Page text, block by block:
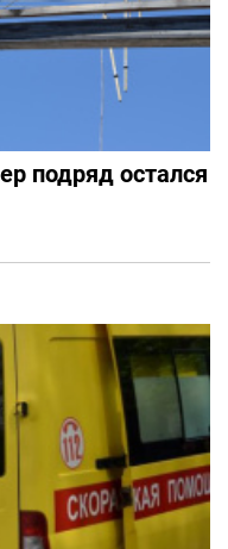
подряд остался